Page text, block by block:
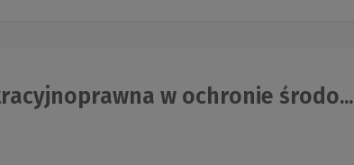
w ochronie środo...